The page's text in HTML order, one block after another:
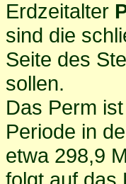
Erdzeitalter
sind die
Seite des
sollen.
Das Perm
Periode in
etwa 298,9